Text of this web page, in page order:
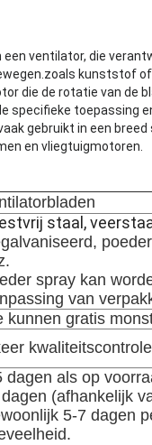
ventilator, die
kunststof
die de rotatie van de
specifieke toepassing
gebruikt in een
en vliegtuigmotoren.
staal,
spray kan
van
kunnen gratis
dagen als op
(afhankelijk
5-7 dagen